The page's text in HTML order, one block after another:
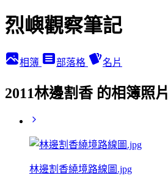
烈嶼觀察筆記
相簿 部落格 名片
2011林邊割香 的相簿照片
林邊割香繞境路線圖.jpg